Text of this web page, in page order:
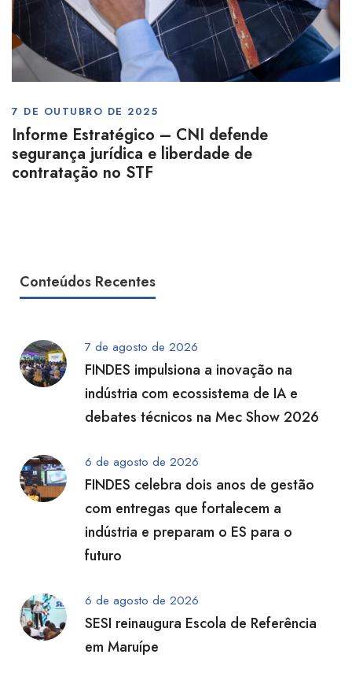
7 DE OUTUBRO DE 2025
Informe Estratégico – CNI defende
segurança jurídica e liberdade de
contratação no STF
Conteúdos Recentes
7 de agosto de 2026
FINDES impulsiona a inovação na
indústria com ecossistema de IA e
debates técnicos na Mec Show 2026
6 de agosto de 2026
FINDES celebra dois anos de gestão
com entregas que fortalecem a
indústria e preparam o ES para o
futuro
6 de agosto de 2026
SESI reinaugura Escola de Referência
em Maruípe